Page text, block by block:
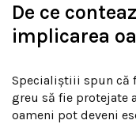
De ce
implicarea
Specialiștiii spun că
greu să fie protejate
oameni pot deveni